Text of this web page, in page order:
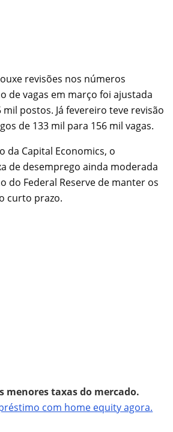
revisões nos números
de vagas em março foi ajustada
mil postos. Já fevereiro teve revisão
de 133 mil para 156 mil vagas.
da Capital Economics, o
de desemprego ainda moderada
do Federal Reserve de manter os
curto prazo.
menores taxas do mercado.
com home equity agora.